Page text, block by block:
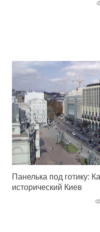
Панелька под готику:
исторический Киев